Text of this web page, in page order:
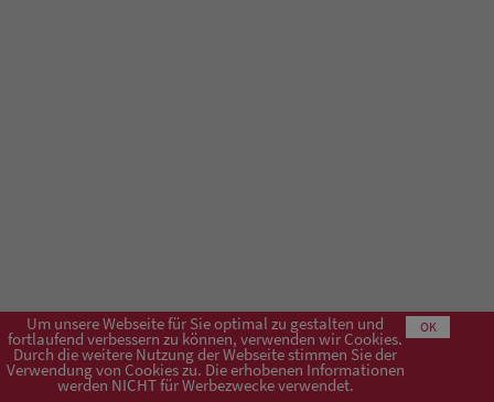
Um unsere Webseite für Sie optimal zu gestalten und
fortlaufend verbessern zu können, verwenden wir Cookies.
Durch die weitere Nutzung der Webseite stimmen Sie der
Verwendung von Cookies zu. Die erhobenen Informationen
werden NICHT für Werbezwecke verwendet.
OK
Impressum AGB Datenschutzerklärung